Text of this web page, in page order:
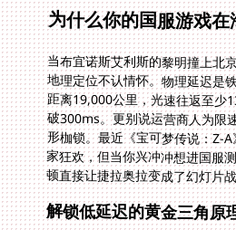
为什么你的国服游戏
当布宜诺斯艾利斯的黎明撞上北
地理定位不认情怀。物理延迟是
距离19,000公里，光速往返至
破300ms。更别说运营商人为限
形枷锁。最近《宝可梦传说：Z-
家狂欢，但当你兴冲冲想进国服
顿直接让捷拉奥拉变成了幻灯片
解锁低延迟的黄金三角原